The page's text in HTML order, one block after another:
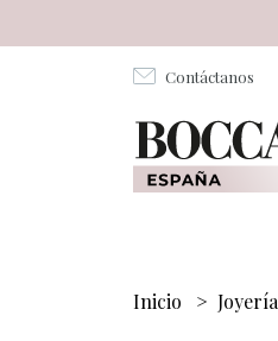
Contáctanos
Inicio > Joyería